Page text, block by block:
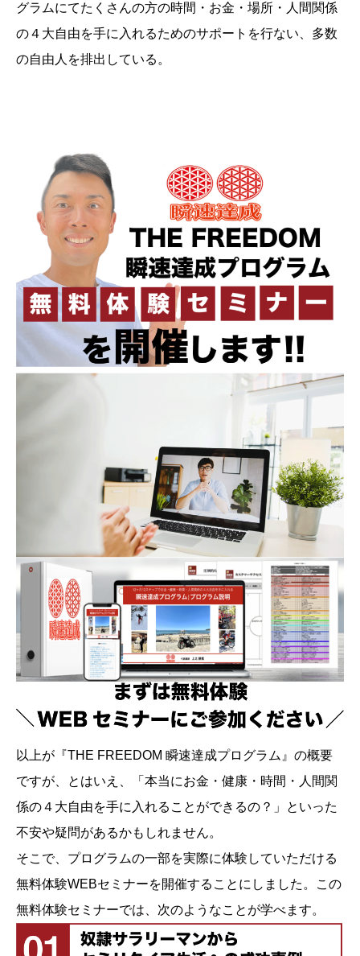
グラムにてたくさんの方の時間・お金・場所・人間関係
の４大自由を手に入れるためのサポートを行ない、多数
の自由人を排出している。
以上が『THE FREEDOM 瞬速達成プログラム』の概要
ですが、とはいえ、「本当にお金・健康・時間・人間関
係の４大自由を手に入れることができるの？」といった
不安や疑問があるかもしれません。
そこで、プログラムの一部を実際に体験していただける
無料体験WEBセミナーを開催することにしました。この
無料体験セミナーでは、次のようなことが学べます。